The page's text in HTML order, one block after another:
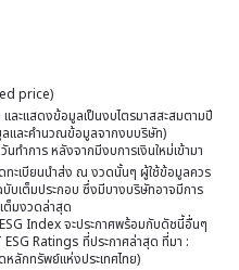
14.50-16.50 บาท ยีลด์ปันผลดี
price)
ะแสดงข้อมูลเป็นงบไตรมาสสะสมตามปี
และคำนวณข้อมูลจากงบบริษัท)
ทำการ หลังจากมีงบการเงินใหม่เข้ามา
ะเบียนนำส่ง ณ งวดนั้นๆ ผู้ใช้ข้อมูลควร
บับเต็มประกอบ ซึ่งมีบางบริษัทอาจมีการ
ต็มงวดล่าสุด
Index จะประกาศพร้อมกับดัชนี้อื่นๆ
Ratings ที่ประกาศล่าสุด ที่มา :
ลักทรัพย์แห่งประเทศไทย)